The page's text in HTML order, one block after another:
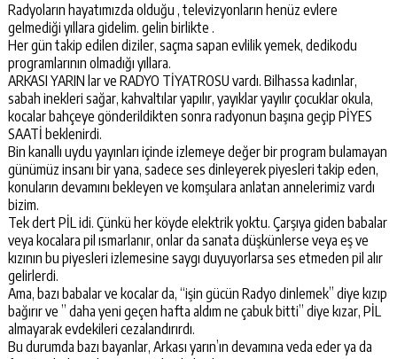
Radyoların hayatımızda olduğu , televizyonların henüz evlere
gelmediği yıllara gidelim. gelin birlikte .
Her gün takip edilen diziler, saçma sapan evlilik yemek, dedikodu
programlarının olmadığı yıllara.
ARKASI YARIN lar ve RADYO TİYATROSU vardı. Bilhassa kadınlar,
sabah inekleri sağar, kahvaltılar yapılır, yayıklar yayılır çocuklar okula,
kocalar bahçeye gönderildikten sonra radyonun başına geçip PİYES
SAATİ beklenirdi.
Bin kanallı uydu yayınları içinde izlemeye değer bir program bulamayan
günümüz insanı bir yana, sadece ses dinleyerek piyesleri takip eden,
konuların devamını bekleyen ve komşulara anlatan annelerimiz vardı
bizim.
Tek dert PİL idi. Çünkü her köyde elektrik yoktu. Çarşıya giden babalar
veya kocalara pil ısmarlanır, onlar da sanata düşkünlerse veya eş ve
kızının bu piyesleri izlemesine saygı duyuyorlarsa ses etmeden pil alır
gelirlerdi.
Ama, bazı babalar ve kocalar da, “işin gücün Radyo dinlemek” diye kızıp
bağırır ve ” daha yeni geçen hafta aldım ne çabuk bitti” diye kızar, PİL
almayarak evdekileri cezalandırırdı.
Bu durumda bazı bayanlar, Arkası yarın’ın devamına veda eder ya da